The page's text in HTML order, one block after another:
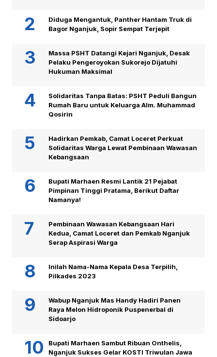
Diduga Mengantuk, Panther Hantam Truk di
Bagor Nganjuk, Sopir Sempat Terjepit
Massa PSHT Datangi Kejari Nganjuk, Desak
Pelaku Pengeroyokan Sukorejo Dijatuhi
Hukuman Maksimal
Solidaritas Tanpa Batas: PSHT Peduli Bangun
Rumah Baru untuk Keluarga Alm. Muhammad
Qosirin
Hadirkan Pemkab, Camat Loceret Perkuat
Solidaritas Warga Lewat Pembinaan Wawasan
Kebangsaan
Bupati Marhaen Resmi Lantik 21 Pejabat
Pimpinan Tinggi Pratama, Berikut Daftar
Namanya!
Pembinaan Wawasan Kebangsaan Hari
Kedua, Camat Loceret dan Pemkab Nganjuk
Serap Aspirasi Warga
Inilah Nama-Nama Kepala Desa Terpilih,
Pilkades 2023
Wabup Nganjuk Mas Handy Hadiri Panen
Raya Melon Hidroponik Puspenerbal di
Sidoarjo
Bupati Marhaen Sambut Ribuan Onthelis,
Nganjuk Sukses Gelar KOSTI Triwulan Jawa